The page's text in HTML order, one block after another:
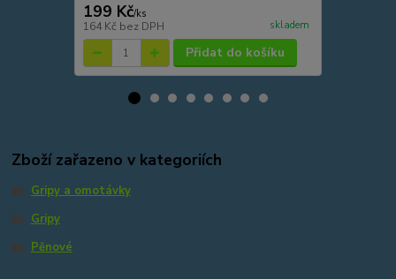
199 Kč/ks
164 Kč bez DPH skladem
Přidat do košíku
Zboží zařazeno v kategoriích
Gripy a omotávky
Gripy
Pěnové